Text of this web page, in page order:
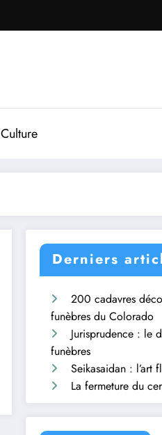
Culture
Derniers
200 cadavres
funèbres du Colorado
Jurisprudence : le
funèbres
Seikasaidan : l’art
La fermeture du